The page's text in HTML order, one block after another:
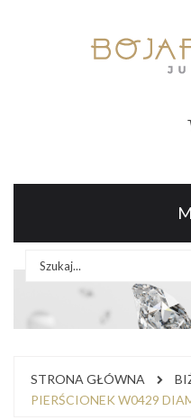
STRONA GŁÓWNA
PIERŚCIONEK W0429